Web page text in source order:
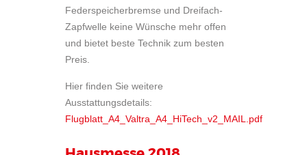
Federspeicherbremse und Dreifach-
Zapfwelle keine Wünsche mehr offen
und bietet beste Technik zum besten
Preis.
Hier finden Sie weitere
Ausstattungsdetails:
Flugblatt_A4_Valtra_A4_HiTech_v2_MAIL.pdf